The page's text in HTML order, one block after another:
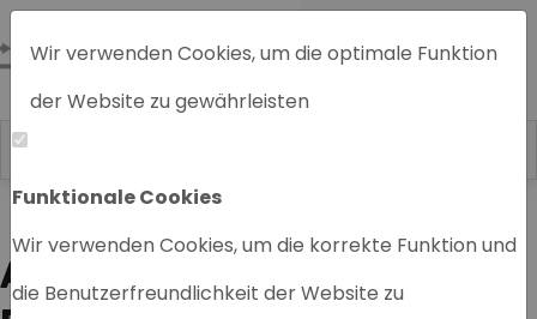
Wir verwenden Cookies, um die optimale Funktion
der Website zu gewährleisten
Funktionale Cookies
Wir verwenden Cookies, um die korrekte Funktion und
die Benutzerfreundlichkeit der Website zu
Home
AUSTAUSCHEN UND